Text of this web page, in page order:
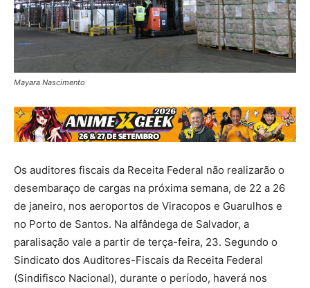
Mayara Nascimento
Os auditores fiscais da Receita Federal não realizarão o
desembaraço de cargas na próxima semana, de 22 a 26
de janeiro, nos aeroportos de Viracopos e Guarulhos e
no Porto de Santos. Na alfândega de Salvador, a
paralisação vale a partir de terça-feira, 23. Segundo o
Sindicato dos Auditores-Fiscais da Receita Federal
(Sindifisco Nacional), durante o período, haverá nos